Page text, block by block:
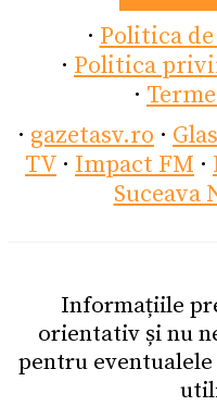
· Politica
· Politica
·
· gazetasv.ro ·
TV · Impact FM ·
Suceava
Informațiile
orientativ și nu
pentru